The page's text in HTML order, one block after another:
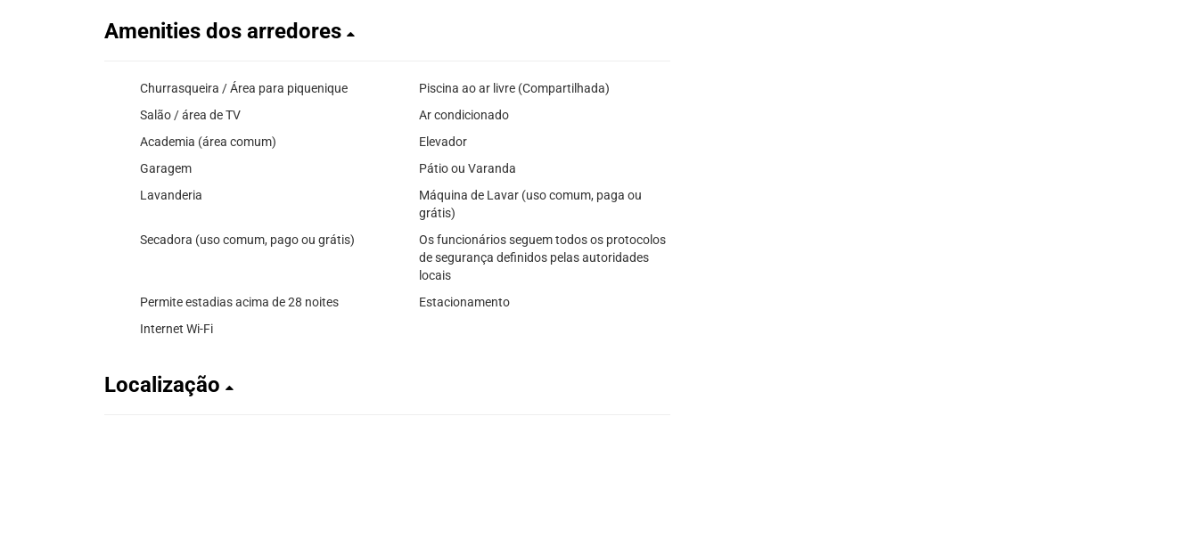
Amenities dos arredores
Churrasqueira / Área para piquenique
Piscina ao ar livre (Compartilhada)
Salão / área de TV
Ar condicionado
Academia (área comum)
Elevador
Garagem
Pátio ou Varanda
Lavanderia
Máquina de Lavar (uso comum, paga ou
grátis)
Secadora (uso comum, pago ou grátis)
Os funcionários seguem todos os protocolos
de segurança definidos pelas autoridades
locais
Permite estadias acima de 28 noites
Estacionamento
Internet Wi-Fi
Localização